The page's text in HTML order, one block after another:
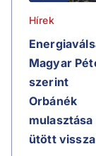
Hírek
Magyar
szerint
Orbánék
mulasztása
ütött vissza